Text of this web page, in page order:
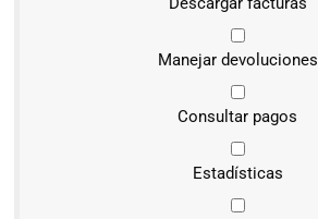
Manejar devoluciones
Consultar pagos
Estadísticas